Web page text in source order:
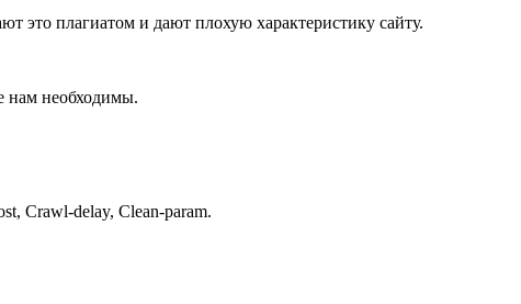
это плагиатом и дают плохую характеристику сайту.
нам необходимы.
Crawl-delay, Clean-param.